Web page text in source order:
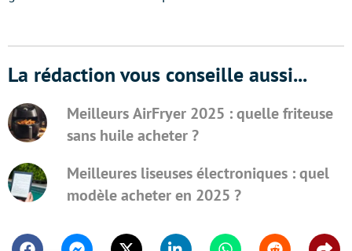
La rédaction vous conseille aussi...
Meilleurs AirFryer 2025 : quelle friteuse
sans huile acheter ?
Meilleures liseuses électroniques : quel
modèle acheter en 2025 ?